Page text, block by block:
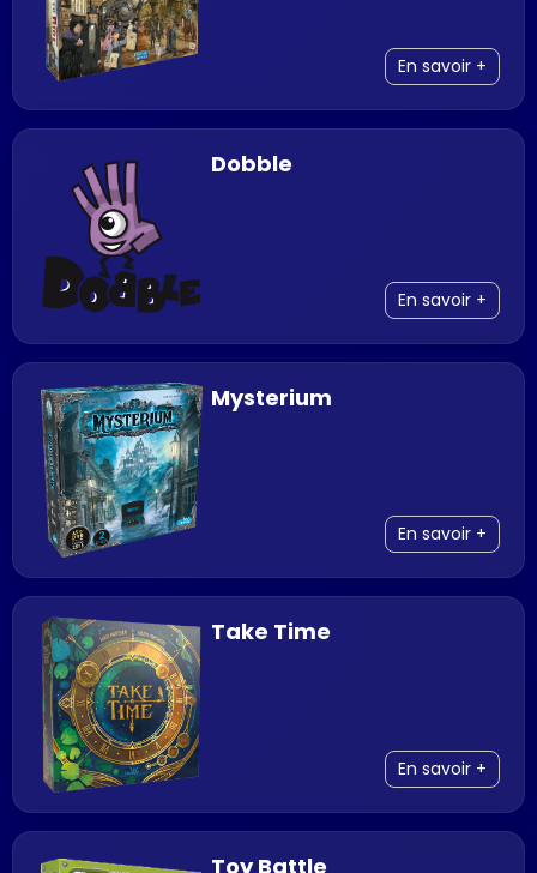
En savoir +
Dobble
En savoir +
Mysterium
En savoir +
Take Time
En savoir +
Toy Battle